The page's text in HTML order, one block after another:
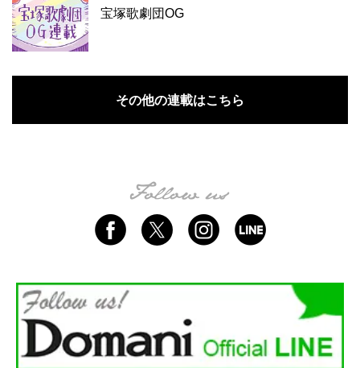
宝塚歌劇団OG
その他の連載はこちら